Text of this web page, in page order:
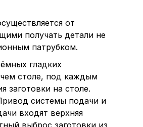
от
получать детали не
патрубком.
гладких
столе, под каждым
заготовки на столе.
системы подачи и
входят верхняя
выброс заготовки из